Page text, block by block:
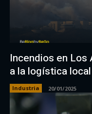
Incendios en
a la logística
Industria 20/01/2025